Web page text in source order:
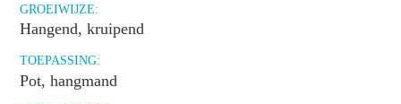
GROEIWIJZE:
Hangend, kruipend
TOEPASSING:
Pot, hangmand